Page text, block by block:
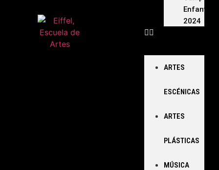
Enfants
2024
ARTES
ESCÉNICAS
ARTES
PLÁSTICAS
MÚSICA